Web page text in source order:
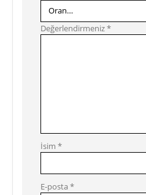
Değerlendirmeniz*
İsim *
E-posta *